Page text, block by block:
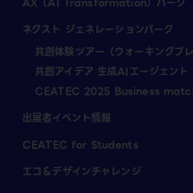
ネクスト ジェネレーションパーク
共創体験ツアー（ウォーキングブレ
共創アイデア 生成AIエージェント
CEATEC 2025 Business
出展者イベント情報
CEATEC for Students
エコ＆デザインチャレンジ